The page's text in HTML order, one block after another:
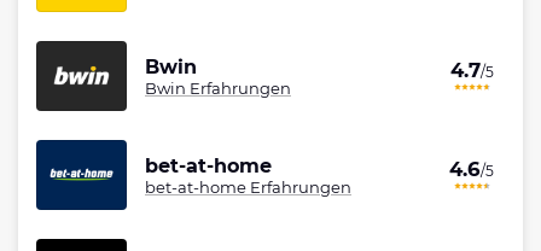
Bwin
Bwin Erfahrungen
4.7/5
bet-at-home
bet-at-home Erfahrungen
4.6/5